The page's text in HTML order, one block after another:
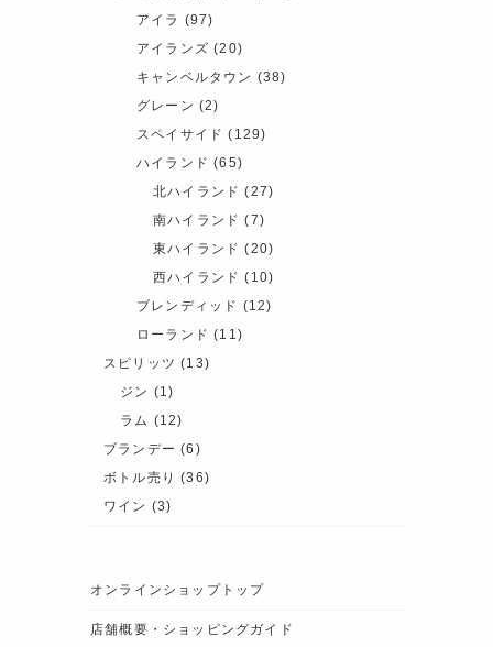
アイラ (97)
アイランズ (20)
キャンベルタウン (38)
グレーン (2)
スペイサイド (129)
ハイランド (65)
北ハイランド (27)
南ハイランド (7)
東ハイランド (20)
西ハイランド (10)
ブレンディッド (12)
ローランド (11)
スピリッツ (13)
ジン (1)
ラム (12)
ブランデー (6)
ボトル売り (36)
ワイン (3)
オンラインショップトップ
店舗概要・ショッピングガイド